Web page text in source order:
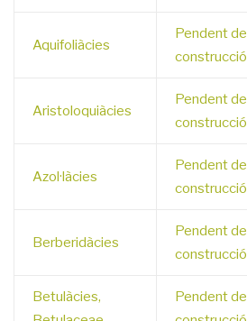
Aquifoliàcies
Pendent de
construcció
Aristoloquiàcies
Pendent de
construcció
Azol·làcies
Pendent de
construcció
Berberidàcies
Pendent de
construcció
Betulàcies,
Pendent de